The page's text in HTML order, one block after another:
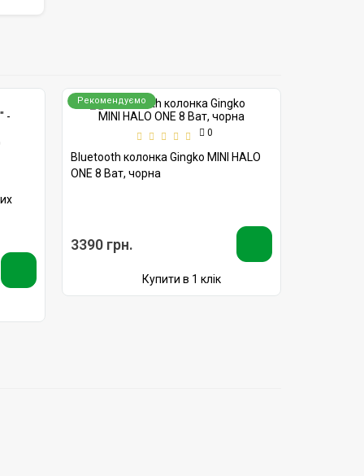
Рекомендуємо
0
Bluetooth колонка Gingko MINI HALO
ONE 8 Ват, чорна
3390 грн.
Купити в 1 клік